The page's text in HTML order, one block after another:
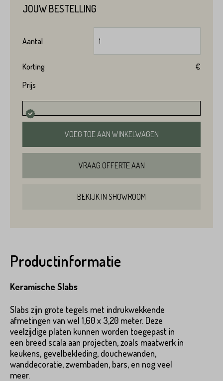
JOUW BESTELLING
Aantal
Korting
€
Prijs
VOEG TOE AAN WINKELWAGEN
VRAAG OFFERTE AAN
BEKIJK IN SHOWROOM
Productinformatie
Keramische Slabs
Slabs zijn grote tegels met indrukwekkende
afmetingen van wel 1,60 x 3,20 meter. Deze
veelzijdige platen kunnen worden toegepast in
een breed scala aan projecten, zoals maatwerk in
keukens, gevelbekleding, douchewanden,
wanddecoratie, zwembaden, bars, en nog veel
meer.
Product*
Variant*
Hoeveelheeft u nodig?*
Voornaam*